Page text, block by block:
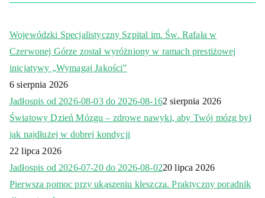
Wojewódzki Specjalistyczny Szpital im. Św. Rafała w
Czerwonej Górze został wyróżniony w ramach prestiżowej
inicjatywy „Wymagaj Jakości”
6 sierpnia 2026
Jadłospis od 2026-08-03 do 2026-08-162 sierpnia 2026
Światowy Dzień Mózgu – zdrowe nawyki, aby Twój mózg był
jak najdłużej w dobrej kondycji
22 lipca 2026
Jadłospis od 2026-07-20 do 2026-08-0220 lipca 2026
Pierwsza pomoc przy ukąszeniu kleszcza. Praktyczny poradnik